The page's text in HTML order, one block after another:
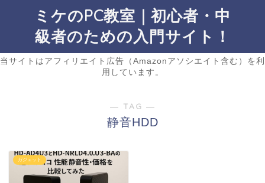
ミケのPC教室｜初心者・中
級者のための入門サイト！
当サイトはアフィリエイト広告（Amazonアソシエイト含む）を利
用しています。
― TAG ―
静音HDD
ガジェット